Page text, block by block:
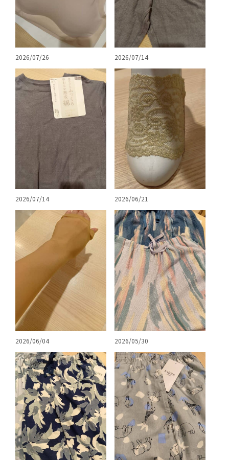
2026/07/26 2026/07/14
2026/07/14 2026/06/21
2026/06/04 2026/05/30